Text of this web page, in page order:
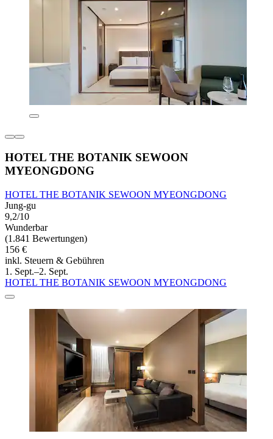
HOTEL THE BOTANIK SEWOON
MYEONGDONG
HOTEL THE BOTANIK SEWOON MYEONGDONG
Jung-gu
9,2/10
Wunderbar
(1.841 Bewertungen)
156 €
inkl. Steuern & Gebühren
1. Sept.–2. Sept.
HOTEL THE BOTANIK SEWOON MYEONGDONG